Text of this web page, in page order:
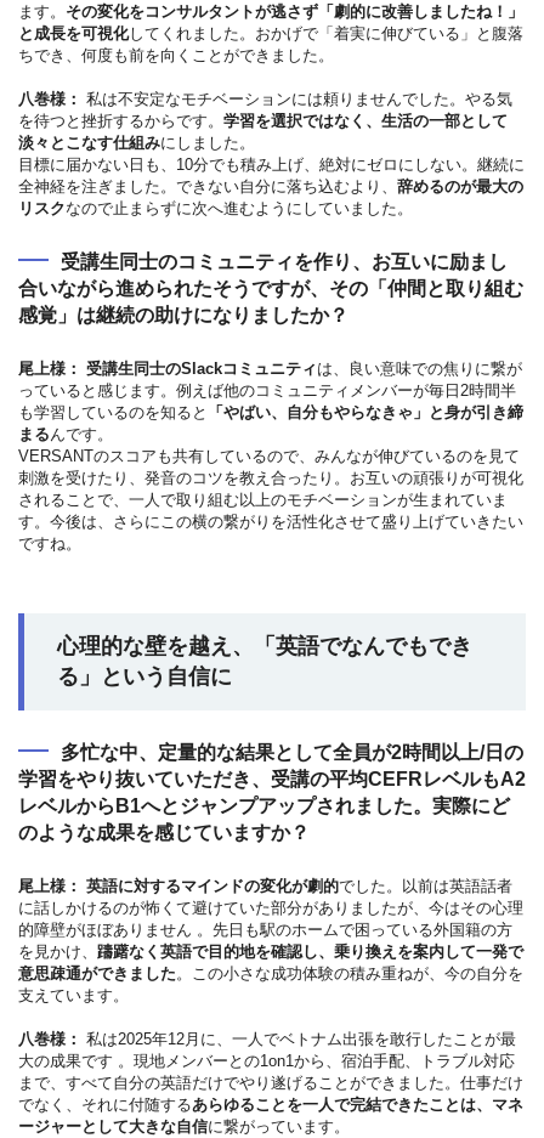
ます。 その変化をコンサルタントが逃さず「劇的に改善しましたね！」
と成長を可視化してくれました。おかげで「着実に伸びている」と腹落
ちでき、何度も前を向くことができました。
八巻様： 私は不安定なモチベーションには頼りませんでした。やる気
を待つと挫折するからです。 学習を選択ではなく、生活の一部として
淡々とこなす仕組みにしました。
目標に届かない日も、10分でも積み上げ、絶対にゼロにしない。継続に
全神経を注ぎました。できない自分に落ち込むより、 辞めるのが最大の
リスクなので止まらずに次へ進むようにしていました。
受講生同士のコミュニティを作り、お互いに励まし
合いながら進められたそうですが、その「仲間と取り組む
感覚」は継続の助けになりましたか？
尾上様： 受講生同士のSlackコミュニティ は、良い意味での焦りに繋が
っていると感じます。例えば他のコミュニティメンバーが毎日2時間半
も学習しているのを知ると
「やばい、自分もやらなきゃ」と身が引き締
まる んです。
VERSANTのスコアも共有しているので、みんなが伸びているのを見て
刺激を受けたり、発音のコツを教え合ったり。お互いの頑張りが可視化
されることで、一人で取り組む以上のモチベーションが生まれていま
す。今後は、さらにこの横の繋がりを活性化させて盛り上げていきたい
ですね。
心理的な壁を越え、「英語でなんでもでき
る」という自信に
多忙な中、定量的な結果として全員が2時間以上/日の
学習をやり抜いていただき、受講の平均CEFRレベルもA2
レベルからB1へとジャンプアップされました。実際にど
のような成果を感じていますか？
尾上様： 英語に対するマインドの変化が劇的でした。以前は英語話者
に話しかけるのが怖くて避けていた部分がありましたが、今はその心理
的障壁がほぼありません 。先日も駅のホームで困っている外国籍の方
を見かけ、 躊躇なく英語で目的地を確認し、乗り換えを案内して一発で
意思疎通ができました 。この小さな成功体験の積み重ねが、今の自分を
支えています。
八巻様： 私は2025年12月に、一人でベトナム出張を敢行したことが最
大の成果です 。現地メンバーとの1on1から、宿泊手配、トラブル対応
まで、すべて自分の英語だけでやり遂げることができました。仕事だけ
でなく、それに付随するあらゆることを一人で完結できたことは、マネ
ージャーとして大きな自信に繋がっています。